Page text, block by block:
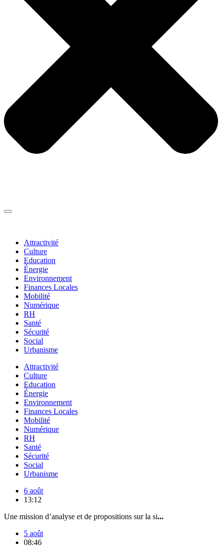
Attractivité
Culture
Education
Énergie
Environnement
Finances Locales
Mobilité
Numérique
RH
Santé
Sécurité
Social
Urbanisme
Attractivité
Culture
Education
Énergie
Environnement
Finances Locales
Mobilité
Numérique
RH
Santé
Sécurité
Social
Urbanisme
6 août
13:12
Une mission d’analyse et de propositions sur la si...
5 août
08:46